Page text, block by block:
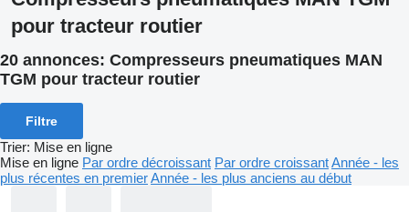
pour tracteur routier
20 annonces: Compresseurs pneumatiques MAN
TGM pour tracteur routier
Filtre
Trier: Mise en ligne
Mise en ligne Par ordre décroissant Par ordre croissantAnnée - les
plus récentes en premierAnnée - les plus anciens au début